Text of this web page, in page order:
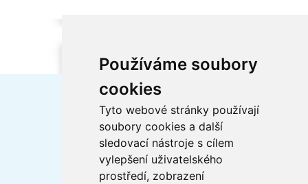
Používáme soubory
cookies
Tyto webové stránky používají
soubory cookies a další
sledovací nástroje s cílem
vylepšení uživatelského
prostředí, zobrazení
Certifikáty ISO